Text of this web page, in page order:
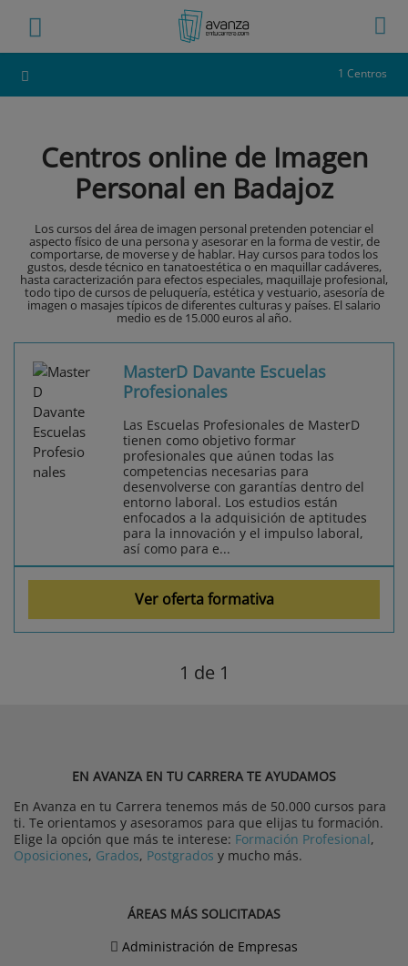
1 Centros
Centros online de Imagen
Personal en Badajoz
Los cursos del área de imagen personal pretenden potenciar el
aspecto físico de una persona y asesorar en la forma de vestir, de
comportarse, de moverse y de hablar. Hay cursos para todos los
gustos, desde técnico en tanatoestética o en maquillar cadáveres,
hasta caracterización para efectos especiales, maquillaje profesional,
todo tipo de cursos de peluquería, estética y vestuario, asesoría de
imagen o masajes típicos de diferentes culturas y países. El salario
medio es de 15.000 euros al año.
MasterD Davante Escuelas
Profesionales
Las Escuelas Profesionales de MasterD
tienen como objetivo formar
profesionales que aúnen todas las
competencias necesarias para
desenvolverse con garantías dentro del
entorno laboral. Los estudios están
enfocados a la adquisición de aptitudes
para la innovación y el impulso laboral,
así como para e...
Ver oferta formativa
1 de 1
EN AVANZA EN TU CARRERA TE AYUDAMOS
En Avanza en tu Carrera tenemos más de 50.000 cursos para
ti. Te orientamos y asesoramos para que elijas tu formación.
Elige la opción que más te interese: Formación Profesional,
Oposiciones, Grados, Postgrados y mucho más.
ÁREAS MÁS SOLICITADAS
Administración de Empresas